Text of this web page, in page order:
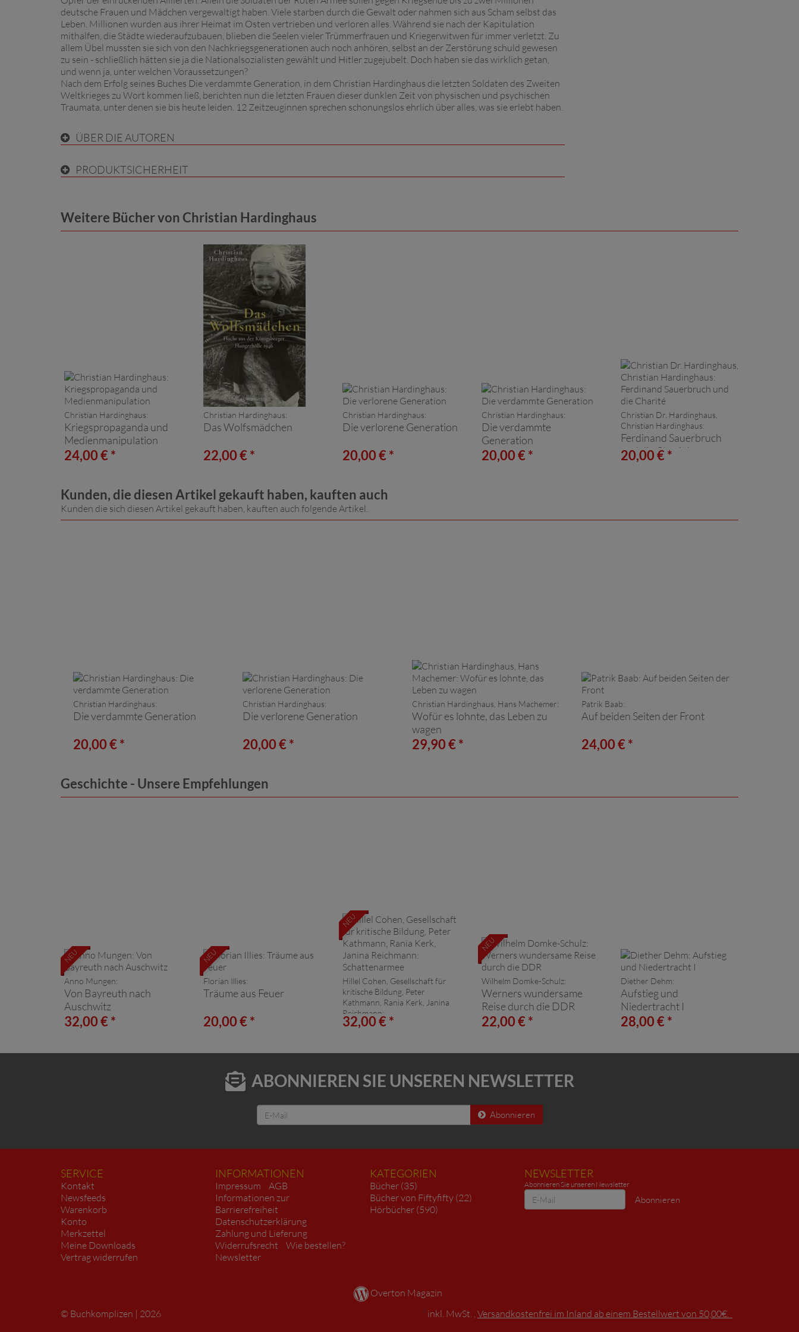
deutsche Frauen und Mädchen vergewaltigt haben. Viele starben durch die Gewalt oder nahmen sich aus Scham selbst das
Leben. Millionen wurden aus ihrer Heimat im Osten vertrieben und verloren alles. Während sie nach der Kapitulation
mithalfen, die Städte wiederaufzubauen, blieben die Seelen vieler Trümmerfrauen und Kriegerwitwen für immer verletzt. Zu
allem Übel mussten sie sich von den Nachkriegsgenerationen auch noch anhören, selbst an der Zerstörung schuld gewesen
zu sein - schließlich hätten sie ja die Nationalsozialisten gewählt und Hitler zugejubelt. Doch haben sie das wirklich getan,
und wenn ja, unter welchen Voraussetzungen?
Nach dem Erfolg seines Buches Die verdammte Generation, in dem Christian Hardinghaus die letzten Soldaten des Zweiten
Weltkrieges zu Wort kommen ließ, berichten nun die letzten Frauen dieser dunklen Zeit von physischen und psychischen
Traumata, unter denen sie bis heute leiden. 12 Zeitzeuginnen sprechen schonungslos ehrlich über alles, was sie erlebt haben.
ÜBER DIE AUTOREN
PRODUKTSICHERHEIT
Weitere Bücher von Christian Hardinghaus
Christian Hardinghaus:
Kriegspropaganda und
Medienmanipulation
24,00 € *
Christian Hardinghaus:
Das Wolfsmädchen
22,00 € *
Christian Hardinghaus:
Die verlorene Generation
20,00 € *
Christian Hardinghaus:
Die verdammte
Generation
20,00 € *
Christian Dr. Hardinghaus,
Christian Hardinghaus:
Ferdinand Sauerbruch
und die Charité
20,00 € *
Kunden, die diesen Artikel gekauft haben, kauften auch
Kunden die sich diesen Artikel gekauft haben, kauften auch folgende Artikel.
Christian Hardinghaus:
Die verdammte Generation
20,00 € *
Christian Hardinghaus:
Die verlorene Generation
20,00 € *
Christian Hardinghaus, Hans Machemer:
Wofür es lohnte, das Leben zu
wagen
29,90 € *
Patrik Baab:
Auf beiden Seiten der Front
24,00 € *
Geschichte - Unsere Empfehlungen
NEU
Anno Mungen:
Von Bayreuth nach
Auschwitz
32,00 € *
NEU
Florian Illies:
Träume aus Feuer
20,00 € *
NEU
Hillel Cohen, Gesellschaft für
kritische Bildung, Peter
Kathmann, Rania Kerk, Janina
Reichmann:
Schattenarmee
32,00 € *
NEU
Wilhelm Domke-Schulz:
Werners wundersame
Reise durch die DDR
22,00 € *
Diether Dehm:
Aufstieg und
Niedertracht I
28,00 € *
ABONNIEREN SIE UNSEREN NEWSLETTER
Abonnieren
SERVICE
Kontakt
Newsfeeds
Warenkorb
Konto
Merkzettel
Meine Downloads
Vertrag widerrufen
INFORMATIONEN
Impressum
AGB
Informationen zur
Barrierefreiheit
Datenschutzerklärung
Zahlung und Lieferung
Widerrufsrecht
Wie bestellen?
Newsletter
KATEGORIEN
Bücher (35)
Bücher von Fiftyfifty (22)
Hörbücher (590)
NEWSLETTER
Abonnieren Sie unseren Newsletter
Newsletter Abonnieren
Overton Magazin
Buchkomplizen
2026 * inkl. MwSt. , Versandkostenfrei im Inland ab einem Bestellwert von 50,00€.